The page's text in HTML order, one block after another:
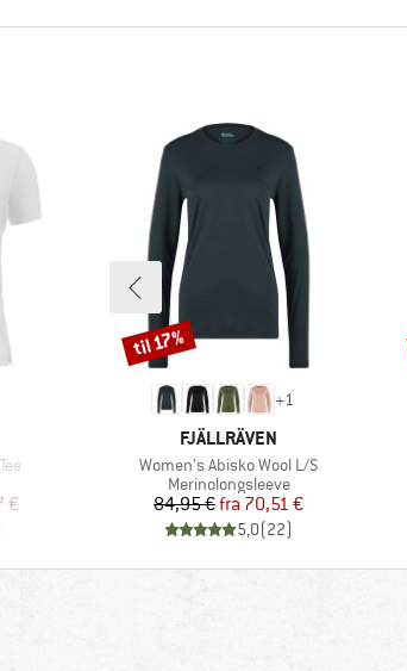
€
+1
MÆRKE
FJÄLLRÄVEN
Artikel
Women's Abisko Wool L/S
Produktgruppe
Merinolongsleeve
Pris
84,95 € Nedsat pris
fra 70,51 €
5,0(22)
Rabat
til 17%